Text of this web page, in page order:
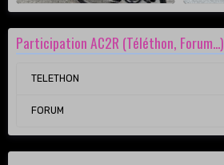
Participation AC2R (Téléthon, Forum...)
TELETHON
FORUM